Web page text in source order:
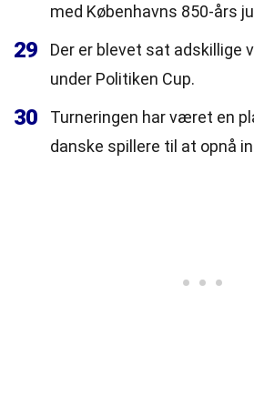
med Københavns 850-års
29
Der er blevet sat adskillige
under Politiken Cup.
30
Turneringen har været en
danske spillere til at opnå